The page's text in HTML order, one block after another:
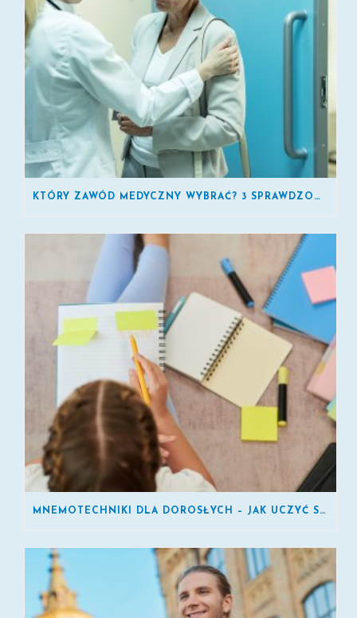
KTÓRY ZAWÓD MEDYCZNY WYBRAĆ? 3 SPRAWDZONE KIERUNKI
MNEMOTECHNIKI DLA DOROSŁYCH – JAK UCZYĆ SIĘ SZYBCIEJ?